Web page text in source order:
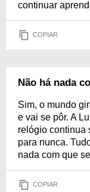
continuar
COPIAR
Não há nada
Sim, o mundo
e vai se pôr. A
relógio continua
para nunca.
nada com que
COPIAR